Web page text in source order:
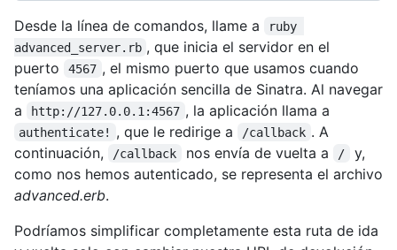
Desde la línea de comandos, llame a
ruby
advanced_server.rb , que inicia el servidor en el
puerto
4567 , el mismo puerto que usamos cuando
teníamos una aplicación sencilla de Sinatra. Al navegar
a
http://127.0.0.1:4567 , la aplicación llama a
authenticate! , que le redirige a /callback . A
continuación,
/callback nos envía de vuelta a /
y,
como nos hemos autenticado, se representa el archivo
advanced.erb.
Podríamos simplificar completamente esta ruta de ida